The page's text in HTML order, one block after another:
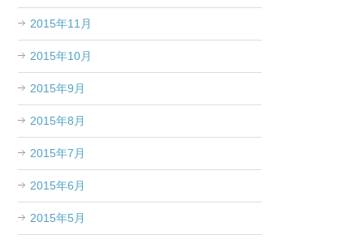
2015年11月
2015年10月
2015年9月
2015年8月
2015年7月
2015年6月
2015年5月